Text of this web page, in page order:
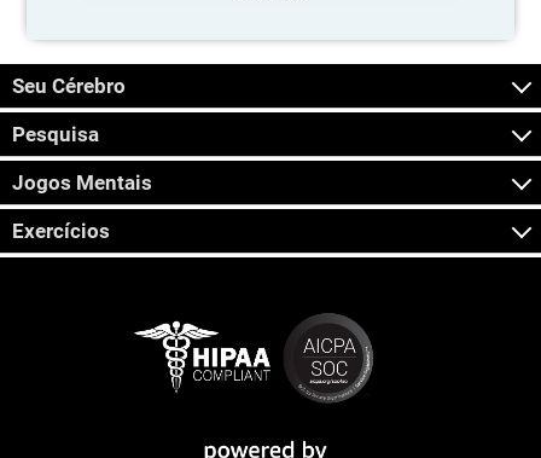
Seu Cérebro
Pesquisa
Jogos Mentais
Exercícios